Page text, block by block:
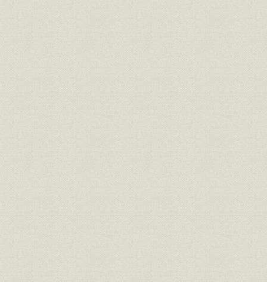
第1 電化計画と電化の進展
第2 長期計画と電化の進展
第3 電化設備技術の進展
第3節 電力
第1 電力需給
第2 発送電
第3 電灯電力
第4節 通信
第1 有線設備
第2 無線通信設備
第3 電務
第5節 電子技術による情報管理